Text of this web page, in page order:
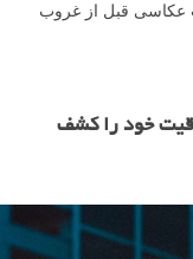
عکاسی قبل از غروب
خود را کشف